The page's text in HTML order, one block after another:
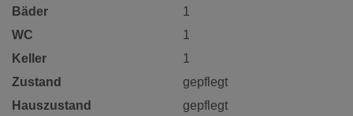
Bäder
1
WC
1
Keller
1
Zustand
gepflegt
Hauszustand
gepflegt